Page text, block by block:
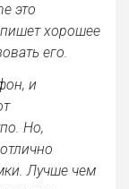
это
хорошее
его.
и
Но,
Лучше чем